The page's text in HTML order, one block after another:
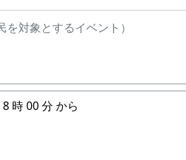
対象とするイベント）
8 時 00 分 から